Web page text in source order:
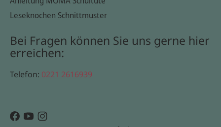
Leseknochen Schnittmuster
Bei Fragen können Sie uns gerne hier
erreichen:
Telefon: 0221 2616939